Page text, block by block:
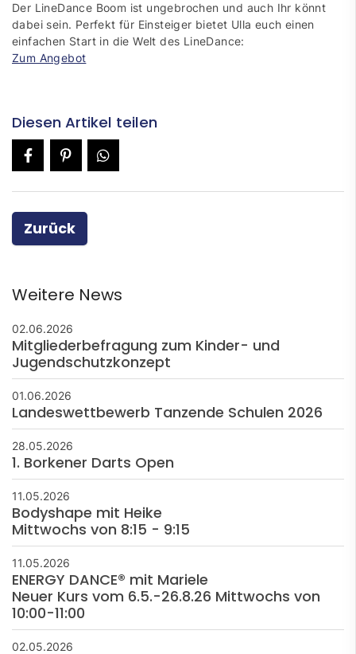
Der LineDance Boom ist ungebrochen und auch Ihr könnt
dabei sein. Perfekt für Einsteiger bietet Ulla euch einen
einfachen Start in die Welt des LineDance:
Zum Angebot
Diesen Artikel teilen
Zurück
Weitere News
02.06.2026
Mitgliederbefragung zum Kinder- und
Jugendschutzkonzept
01.06.2026
Landeswettbewerb Tanzende Schulen 2026
28.05.2026
1. Borkener Darts Open
11.05.2026
Bodyshape mit Heike
Mittwochs von 8:15 - 9:15
11.05.2026
ENERGY DANCE® mit Mariele
Neuer Kurs vom 6.5.-26.8.26 Mittwochs von
10:00-11:00
02.05.2026